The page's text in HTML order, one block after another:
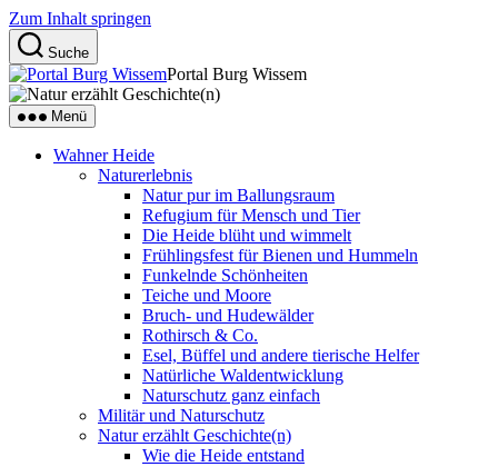
Zum Inhalt springen
Suche
Portal Burg Wissem
Menü
Wahner Heide
Naturerlebnis
Natur pur im Ballungsraum
Refugium für Mensch und Tier
Die Heide blüht und wimmelt
Frühlingsfest für Bienen und Hummeln
Funkelnde Schönheiten
Teiche und Moore
Bruch- und Hudewälder
Rothirsch & Co.
Esel, Büffel und andere tierische Helfer
Natürliche Waldentwicklung
Naturschutz ganz einfach
Militär und Naturschutz
Natur erzählt Geschichte(n)
Wie die Heide entstand